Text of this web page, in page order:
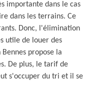
importante dans le cas
dans les terrains. Ce
Donc, l'élimination
utile de louer des
propose la
De plus, le tarif de
s'occuper du tri et il se